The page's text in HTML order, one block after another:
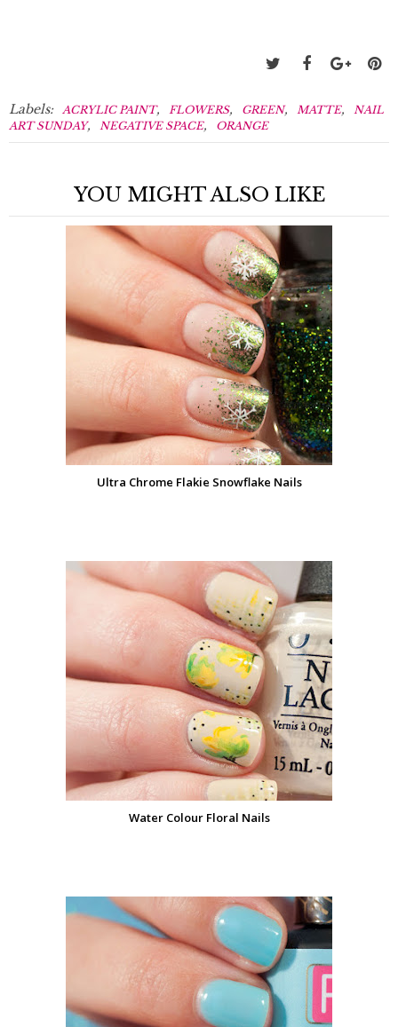
Labels: ACRYLIC PAINT, FLOWERS, GREEN, MATTE,
NAIL
ART SUNDAY, NEGATIVE SPACE, ORANGE
YOU MIGHT ALSO LIKE
Ultra Chrome Flakie Snowflake Nails
Water Colour Floral Nails